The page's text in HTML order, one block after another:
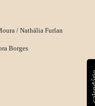
/ Nathália Furlan
Borges